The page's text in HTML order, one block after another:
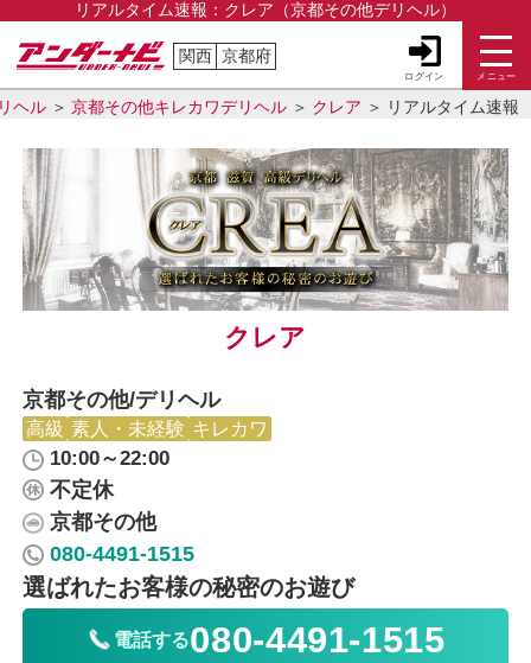
リアルタイム速報：クレア（京都その他デリヘル）
関西 京都府
ログイン メニュー
ヘル 京都その他キレカワデリヘル クレア リアルタイム速報
クレア
京都その他/デリヘル
高級 素人・未経験 キレカワ
10:00～22:00
不定休
京都その他
080-4491-1515
選ばれたお客様の秘密のお遊び
電話する080-4491-1515